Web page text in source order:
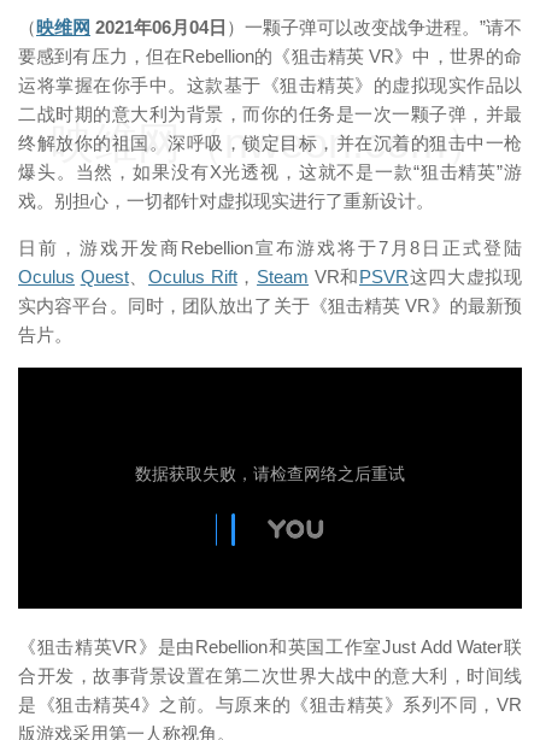
（映维网 2021年06月04日 ）一颗子弹可以改变战争进程。”请不
要感到有压力，但在Rebellion的《狙击精英 VR》中，世界的命
运将掌握在你手中。这款基于《狙击精英》的虚拟现实作品以
二战时期的意大利为背景，而你的任务是一次一颗子弹，并最
终解放你的祖国。深呼吸，锁定目标，并在沉着的狙击中一枪
爆头。当然，如果没有X光透视，这就不是一款“狙击精英”游
戏。别担心，一切都针对虚拟现实进行了重新设计。
日前，游戏开发商Rebellion宣布游戏将于7月8日正式登陆
Oculus Quest、Oculus Rift， Steam VR和PSVR这四大虚拟现
实内容平台。同时，团队放出了关于《狙击精英 VR》的最新预
告片。
《狙击精英VR》是由Rebellion和英国工作室Just Add Water联
合开发，故事背景设置在第二次世界大战中的意大利，时间线
是《狙击精英4》之前。与原来的《狙击精英》系列不同，VR
版游戏采用第一人称视角。
映维网（nweon.com）
映维网（nweon.com）